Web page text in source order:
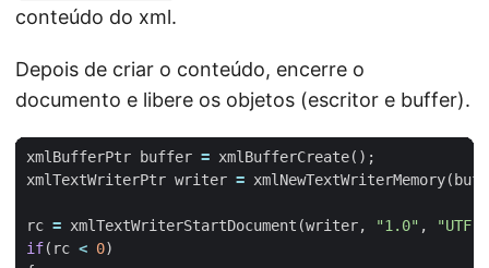
conteúdo do xml.
Depois de criar o conteúdo, encerre o
documento e libere os objetos (escritor e buffer).
xmlBufferPtr buffer = xmlBufferCreate();
xmlTextWriterPtr writer = xmlNewTextWriterMemory(
rc = xmlTextWriterStartDocument (writer, "1.0" ,
"UTF-
if( rc < 0)